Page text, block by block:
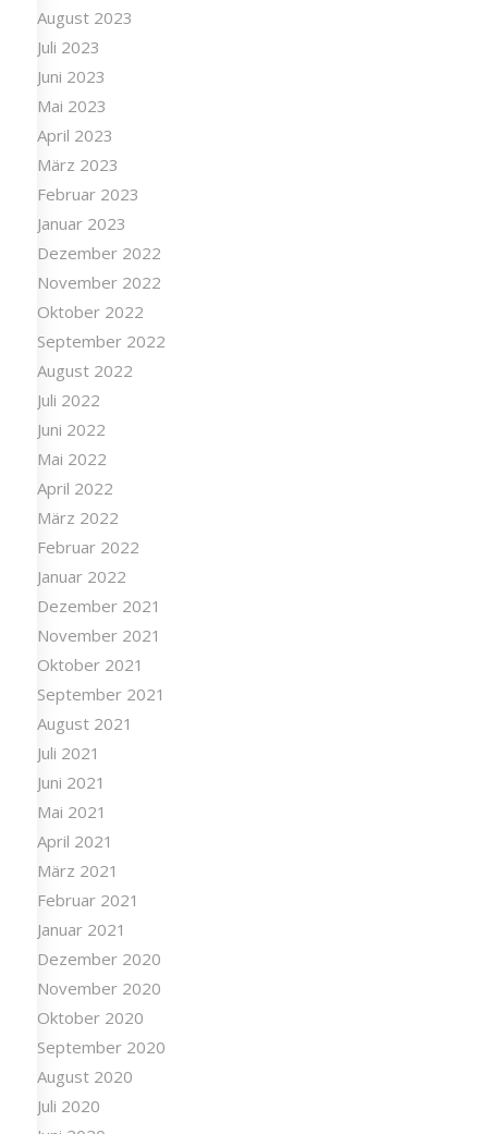
August 2023
Juli 2023
Juni 2023
Mai 2023
April 2023
März 2023
Februar 2023
Januar 2023
Dezember 2022
November 2022
Oktober 2022
September 2022
August 2022
Juli 2022
Juni 2022
Mai 2022
April 2022
März 2022
Februar 2022
Januar 2022
Dezember 2021
November 2021
Oktober 2021
September 2021
August 2021
Juli 2021
Juni 2021
Mai 2021
April 2021
März 2021
Februar 2021
Januar 2021
Dezember 2020
November 2020
Oktober 2020
September 2020
August 2020
Juli 2020